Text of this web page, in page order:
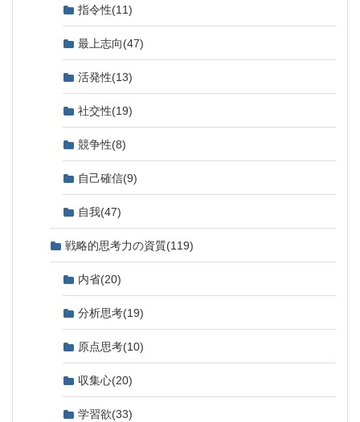
指令性(11)
最上志向(47)
活発性(13)
社交性(19)
競争性(8)
自己確信(9)
自我(47)
戦略的思考力の資質(119)
内省(20)
分析思考(19)
原点思考(10)
収集心(20)
学習欲(33)